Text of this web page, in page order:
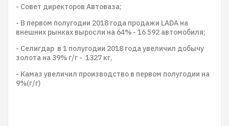
- Совет директоров Автоваза;
- В первом полугодии 2018 года продажи LADA на
внешних рынках выросли на 64% - 16 592 автомобиля;
- Селигдар в 1 полугодии 2018 года увеличил добычу
золота на 39% г/г - 1327 кг,
- Камаз увеличил производство в первом полугодии на
9%(г/г)